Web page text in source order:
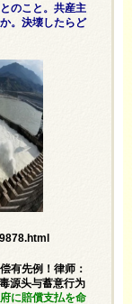
のこと。共産主
。決壊したらど
有先例！律师：
源头与蓄意行为
に賠償支払を命